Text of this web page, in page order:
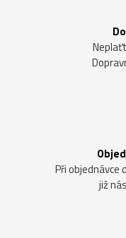
Při objednávce
již